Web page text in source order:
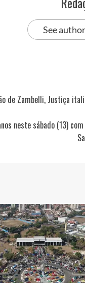
See
de Zambelli, Justiça
neste sábado (13)